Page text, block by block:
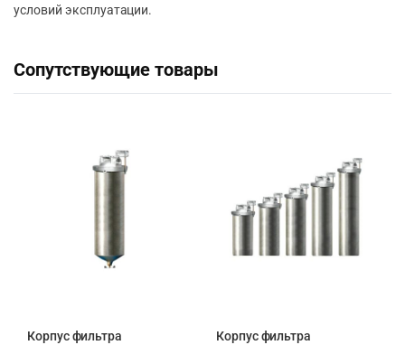
условий эксплуатации.
Сопутствующие товары
Корпус фильтра
Корпус фильтра